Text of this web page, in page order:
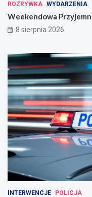
ROZRYWKA WYDARZENIA
Weekendowa
8 sierpnia 2026
INTERWENCJE POLICJA